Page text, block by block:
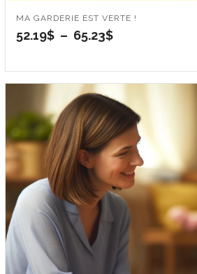
MA GARDERIE EST VERTE !
52.19$ – 65.23$Plage
52.19$
à
65.23$